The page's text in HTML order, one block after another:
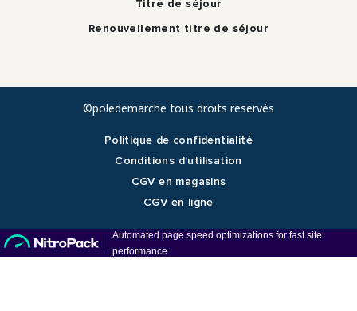
Titre de séjour
Renouvellement titre de séjour
©poledemarche tous droits reservés
Politique de confidentialité
Conditions d'utilisation
CGV en magasins
CGV en ligne